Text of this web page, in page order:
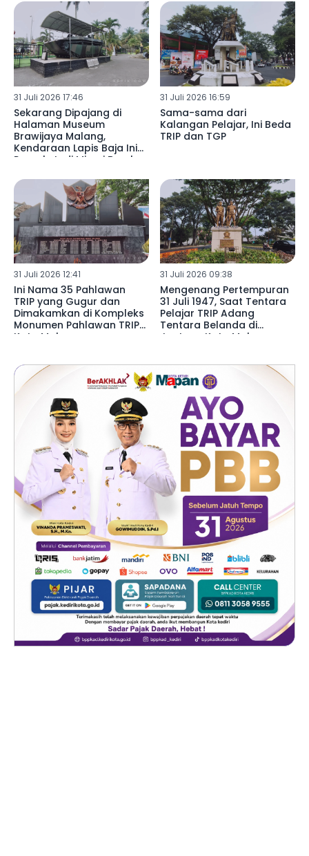
31 Juli 2026 17:46
Sekarang Dipajang di
Halaman Museum
Brawijaya Malang,
Kendaraan Lapis Baja Ini
Pernah Jadi Mimpi Buruk
31 Juli 2026 16:59
Sama-sama dari
Kalangan Pelajar, Ini Beda
TRIP dan TGP
31 Juli 2026 12:41
Ini Nama 35 Pahlawan
TRIP yang Gugur dan
Dimakamkan di Kompleks
Monumen Pahlawan TRIP
Kota Malang
31 Juli 2026 09:38
Mengenang Pertempuran
31 Juli 1947, Saat Tentara
Pelajar TRIP Adang
Tentara Belanda di
Jantung Kota Malang